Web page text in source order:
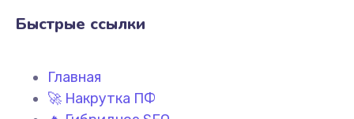
Быстрые ссылки
Главная
🚀 Накрутка ПФ